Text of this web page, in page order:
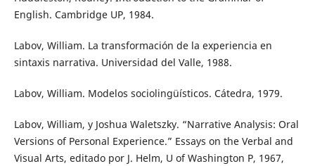
English. Cambridge UP, 1984.
Labov, William. La transformación de la experiencia en
sintaxis narrativa. Universidad del Valle, 1988.
Labov, William. Modelos sociolingüísticos. Cátedra, 1979.
Labov, William, y Joshua Waletszky. “Narrative Analysis: Oral
Versions of Personal Experience.” Essays on the Verbal and
Visual Arts, editado por J. Helm, U of Washington P, 1967,